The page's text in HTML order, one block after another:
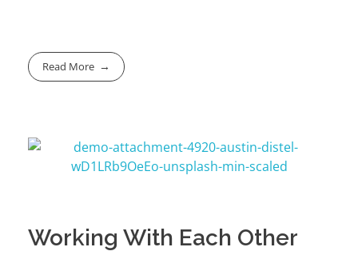
Read More
Working With Each Other